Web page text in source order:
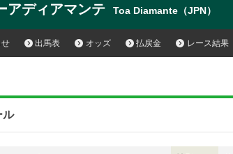
アディアマンテ Toa Diamante（JPN）
出馬表 オッズ 払戻金 レース結果
ル